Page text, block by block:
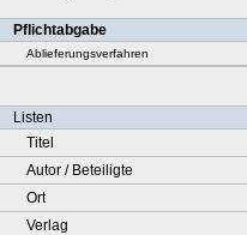
Pflichtabgabe
Ablieferungsverfahren
Listen
Titel
Autor / Beteiligte
Ort
Verlag